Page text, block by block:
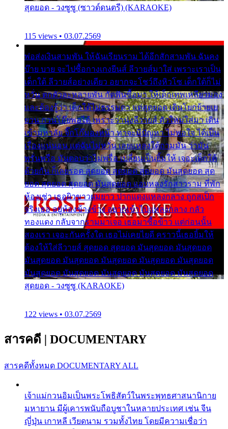
สุดยอด - วงซูซู (ซาวด์ดนตรี) (KARAOKE)
115 views • 03.07.2569
พ่อส่งเงินสามพัน ให้ฉันเรียนราม ได้อีกสักสามพัน ฉันคง
บ๊าย บาย จะไปซื้อกางเกงยีนส์ ลีวายส์มาใส่ เพราะเราเป็น
เด็กใต้ ลีวายส์อย่างเดียว อยากจะโชว์ถึงหิวโซ เด็กใต้ก็ไม่
หวั่น ตกตัวละหลายพัน กัดฟันซื้อมา ให้เด็กเทพเหลียวมอง
และต้องรู้ว่า เด็กใต้ไม่ธรรมดา แต่สุดยอด เดินโยกย้ายเย
ยวน กวนโอ๊ยพอได้ เพราะว่านุ่งลีวายส์ ตัวใหม่ใส่มา เดิน
เข้ามหาลัย จิ๊กโก๊มองหน้า ท่าจะมีปัญหา ไม่พอใจ ได้เป็น
เรื่องแน่นอน แต่ฉันไม่หวั่น เลยแหลงใต้ถามมัน ว่ามัน
พรั่นพรือ มันตอบว่าไม่พรื่อ เปลี่ยนเป็นยิ้มให้ เจอะเด็กใต้
ด้วยกัน ก็เลยรอด สุดยอด สุดยอด สุดยอด มันสุดยอด สุด
ยอด สุดยอด สุดยอด มันสุดยอด แอบหลงรักสาวราม ที่พัก
ห้องเช่า เธอผิวขาวผมยาว ปากแดงแหลงกลาง ถูกสเป็ก
จริงเธอ อยู่ห้องข้างข้าง อยากเข้าไปแหลงกลาง กลัว
ทองแดง กลับจากรามมาเจอ เธอมาซื้อข้าว แต่ก่อนนั้น
สองเรา เจอะกันครั้งใด เธอไม่เคยไยดี คราวนี้เธอยิ้มให้
ต้องให้ใส่ลีวายส์ สุดยอด สุดยอด มันสุดยอด มันสุดยอด
มันสุดยอด มันสุดยอด มันสุดยอด มันสุดยอด มันสุดยอด
มันสุดยอด มันสุดยอด มันสุดยอด มันสุดยอด มันสุดยอด
สุดยอด - วงซูซู (KARAOKE)
122 views • 03.07.2569
สารคดี | DOCUMENTARY
สารคดีทั้งหมด DOCUMENTARY ALL
เจ้าแม่กวนอิมเป็นพระโพธิสัตว์ในพระพุทธศาสนานิกาย
มหายาน มีผู้เคารพนับถือบูชาในหลายประเทศ เช่น จีน
ญี่ปุ่น เกาหลี เวียดนาม รวมทั้งไทย โดยมีความเชื่อว่า